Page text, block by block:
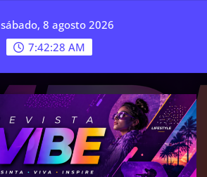
sábado, 8 agosto 2026
7:42:30 AM